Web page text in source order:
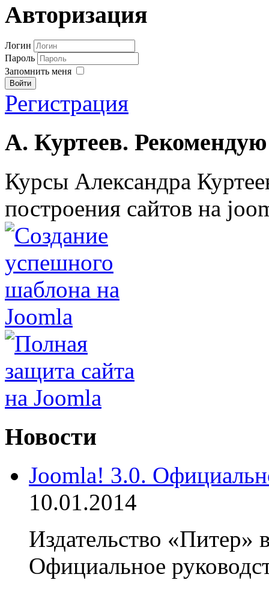
Авторизация
Логин
Пароль
Запомнить меня
Войти
Регистрация
А. Куртеев.
Курсы Александра
построения сайтов на
Новости
Joomla! 3.0.
10.01.2014
Издательство «Питер»
Официальное